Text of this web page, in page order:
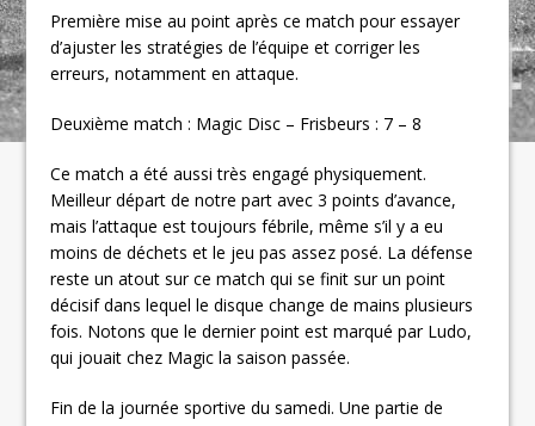
Première mise au point après ce match pour essayer
d’ajuster les stratégies de l’équipe et corriger les
erreurs, notamment en attaque.
Deuxième match : Magic Disc – Frisbeurs : 7 – 8
Ce match a été aussi très engagé physiquement.
Meilleur départ de notre part avec 3 points d’avance,
mais l’attaque est toujours fébrile, même s’il y a eu
moins de déchets et le jeu pas assez posé. La défense
reste un atout sur ce match qui se finit sur un point
décisif dans lequel le disque change de mains plusieurs
fois. Notons que le dernier point est marqué par Ludo,
qui jouait chez Magic la saison passée.
Fin de la journée sportive du samedi. Une partie de